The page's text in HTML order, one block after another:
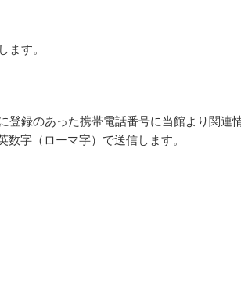
ます。
録のあった携帯電話番号に当館より関連
字（ローマ字）で送信します。